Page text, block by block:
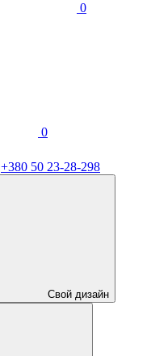
0
0
+380 50 23-28-298
Свой дизайн